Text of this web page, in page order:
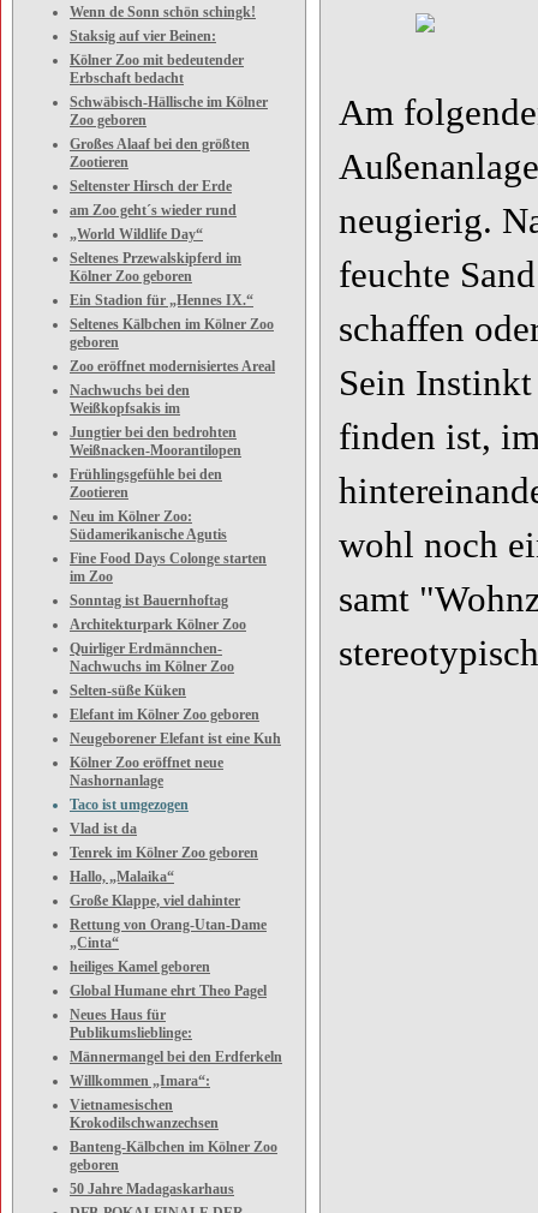
Wenn de Sonn schön schingk!
Staksig auf vier Beinen:
Kölner Zoo mit bedeutender
Erbschaft bedacht
Schwäbisch-Hällische im Kölner
Zoo geboren
Großes Alaaf bei den größten
Zootieren
Seltenster Hirsch der Erde
am Zoo geht´s wieder rund
„World Wildlife Day“
Seltenes Przewalskipferd im
Kölner Zoo geboren
Ein Stadion für „Hennes IX.“
Seltenes Kälbchen im Kölner Zoo
geboren
Zoo eröffnet modernisiertes Areal
Nachwuchs bei den
Weißkopfsakis im
Jungtier bei den bedrohten
Weißnacken-Moorantilopen
Frühlingsgefühle bei den
Zootieren
Neu im Kölner Zoo:
Südamerikanische Agutis
Fine Food Days Colonge starten
im Zoo
Sonntag ist Bauernhoftag
Architekturpark Kölner Zoo
Quirliger Erdmännchen-
Nachwuchs im Kölner Zoo
Selten-süße Küken
Elefant im Kölner Zoo geboren
Neugeborener Elefant ist eine Kuh
Kölner Zoo eröffnet neue
Nashornanlage
Taco ist umgezogen
Vlad ist da
Tenrek im Kölner Zoo geboren
Hallo, „Malaika“
Große Klappe, viel dahinter
Rettung von Orang-Utan-Dame
„Cinta“
heiliges Kamel geboren
Global Humane ehrt Theo Pagel
Neues Haus für
Publikumslieblinge:
Männermangel bei den Erdferkeln
Willkommen „Imara“:
Vietnamesischen
Krokodilschwanzechsen
Banteng-Kälbchen im Kölner Zoo
geboren
50 Jahre Madagaskarhaus
Am
neugierig.
feuchte
schaffen
Sein
finden ist,
wohl noch
samt